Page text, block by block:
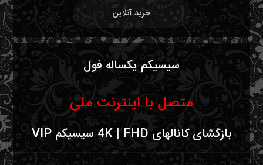
خرید آنلاین
سیسیکم یکساله فول
متصل با اینترنت ملی
بازگشای کانالهای 4K | FHD سیسیکم VIP